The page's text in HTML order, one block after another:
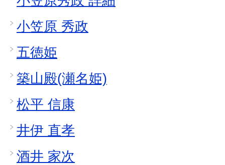
小笠原 秀政
五徳姫
築山殿(瀬名姫)
松平 信康
井伊 直孝
酒井 家次